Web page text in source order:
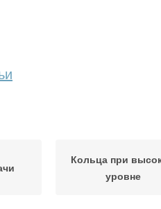
Кольца при
уровне